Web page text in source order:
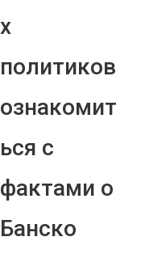
х
политиков
ознакомит
ься с
фактами о
Банско